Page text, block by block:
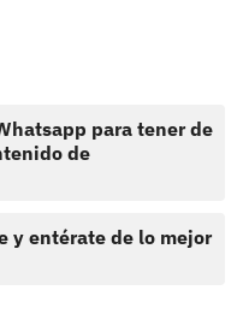
para tener de
de
y entérate de lo mejor